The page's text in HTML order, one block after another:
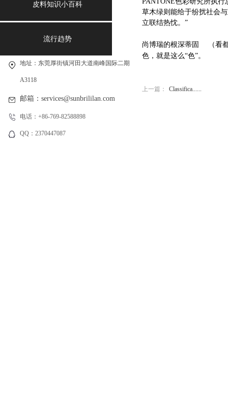
草木绿则能给于纷扰社会
立联结热忱。”
尚博瑞的根深蒂固 （看
色，就是这么“色”。
上一篇： Classifica......
皮料知识小百科
流行趋势
地址：东莞厚街镇河田大道南峰国际二期
A3118
邮箱：services@sunbrililan.com
电话：+86-769-82588898
QQ：2370447087